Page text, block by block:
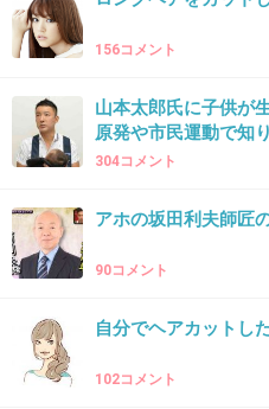
男の子ならバリカンお
37. 匿名2016/02/01(月) 22:32:08
6月初旬頃バリカンで丸坊主
10月下旬頃1000円カット
1月下旬前髪のみ私がカット
156コメント
山本太郎氏に子供が
原発や市民運動で知
304コメント
アホの坂田利夫師匠
90コメント
自分でヘアカットし
102コメント